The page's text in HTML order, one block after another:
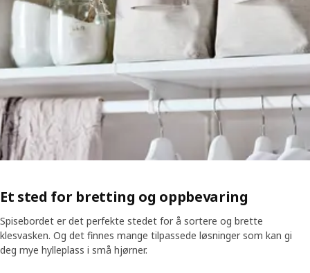
Et sted for bretting og oppbevaring
Spisebordet er det perfekte stedet for å sortere og brette
klesvasken. Og det finnes mange tilpassede løsninger som kan gi
deg mye hylleplass i små hjørner.